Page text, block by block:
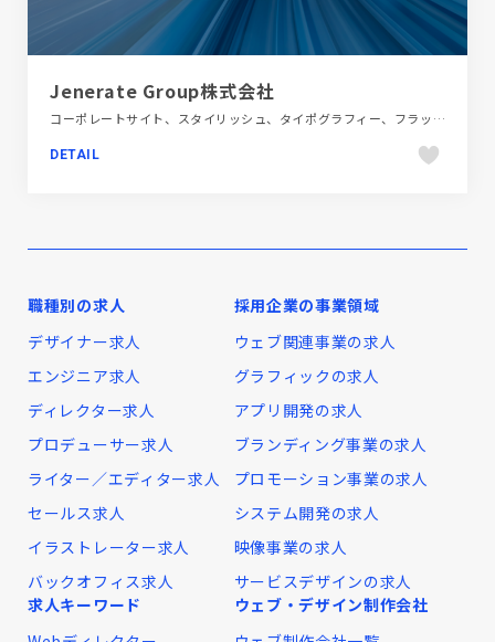
Jenerate Group株式会社
コーポレートサイト、スタイリッシュ、タイポグラフィー、フラットデザイン、ホワイト系、金融・法律・人材・専門職
DETAIL
職種別の求人
デザイナー求人
エンジニア求人
ディレクター求人
プロデューサー求人
ライター／エディター求人
セールス求人
イラストレーター求人
バックオフィス求人
採用企業の事業領域
ウェブ関連事業の求人
グラフィックの求人
アプリ開発の求人
ブランディング事業の求人
プロモーション事業の求人
システム開発の求人
映像事業の求人
サービスデザインの求人
求人キーワード
ウェブ・デザイン制作会社